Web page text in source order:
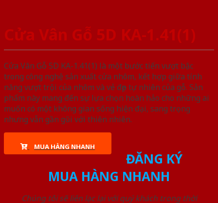
Cửa Vân Gỗ 5D KA-1.41(1)
Cửa Vân Gỗ 5D KA-1.41(1) là một bước tiến vượt bậc
trong công nghệ sản xuất cửa nhôm, kết hợp giữa tính
năng vượt trội của nhôm và vẻ đẹp tự nhiên của gỗ. Sản
phẩm này mang đến sự lựa chọn hoàn hảo cho những ai
muốn có một không gian sống hiện đại, sang trọng
nhưng vẫn gần gũi với thiên nhiên.
MUA HÀNG NHANH
ĐĂNG KÝ
MUA HÀNG NHANH
Chúng tôi sẽ liên lạc lại với quý khách trong thời